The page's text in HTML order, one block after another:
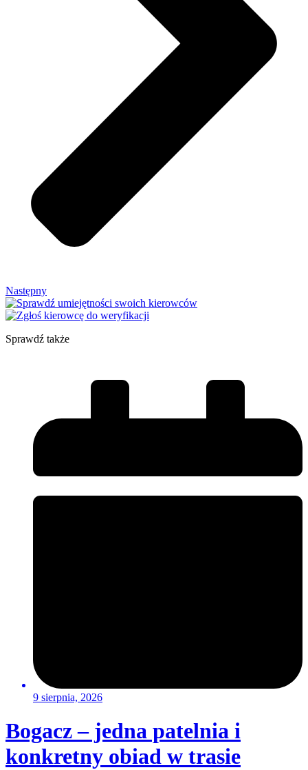
Następny
Sprawdź także
9 sierpnia, 2026
Bogacz – jedna patelnia i
konkretny obiad w trasie